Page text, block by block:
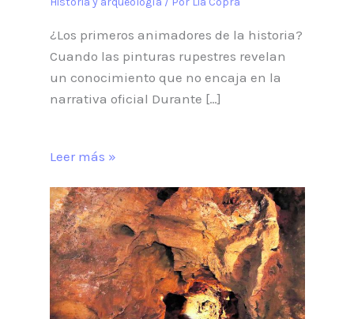
¿Los primeros animadores de la historia?
Cuando las pinturas rupestres revelan
un conocimiento que no encaja en la
narrativa oficial Durante […]
Leer más »